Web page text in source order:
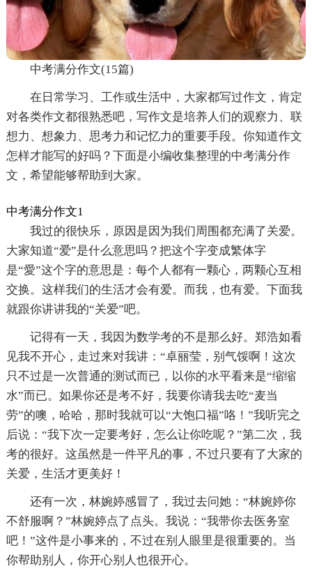
中考满分作文(15篇)
在日常学习、工作或生活中，大家都写过作文，肯定
对各类作文都很熟悉吧，写作文是培养人们的观察力、联
想力、想象力、思考力和记忆力的重要手段。你知道作文
怎样才能写的好吗？下面是小编收集整理的中考满分作
文，希望能够帮助到大家。
中考满分作文1
我过的很快乐，原因是因为我们周围都充满了关爱。
大家知道“爱”是什么意思吗？把这个字变成繁体字
是“愛”这个字的意思是：每个人都有一颗心，两颗心互相
交换。这样我们的生活才会有爱。而我，也有爱。下面我
就跟你讲讲我的“关爱”吧。
记得有一天，我因为数学考的不是那么好。郑浩如看
见我不开心，走过来对我讲：“卓丽莹，别气馁啊！这次
只不过是一次普通的测试而已，以你的水平看来是“缩缩
水”而已。如果你还是考不好，我要你请我去吃“麦当
劳”的噢，哈哈，那时我就可以“大饱口福”咯！”我听完之
后说：“我下次一定要考好，怎么让你吃呢？”第二次，我
考的很好。这虽然是一件平凡的事，不过只要有了大家的
关爱，生活才更美好！
还有一次，林婉婷感冒了，我过去问她：“林婉婷你
不舒服啊？”林婉婷点了点头。我说：“我带你去医务室
吧！”这件是小事来的，不过在别人眼里是很重要的。当
你帮助别人，你开心别人也很开心。